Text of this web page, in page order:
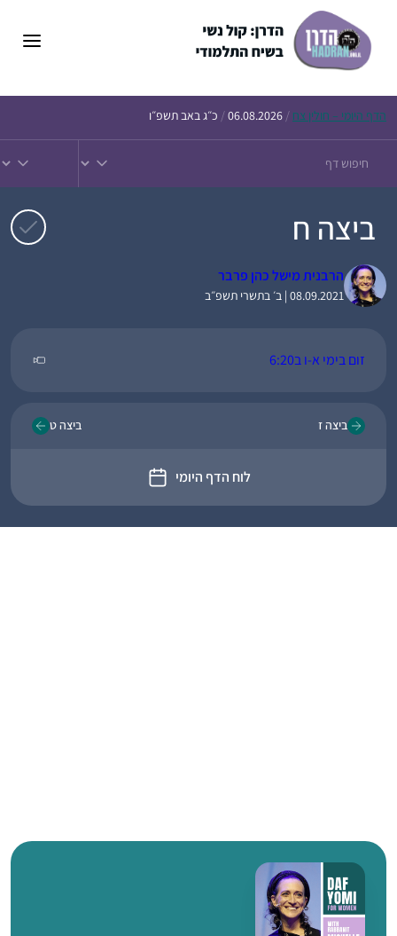
הדף היומי – חולין צח /
06.08.2026
/ כ״ג באב תשפ״ו
ביצה ח
הרבנית מישל כהן פרבר
08.09.2021 | ב׳ בתשרי תשפ״ב
זום בימי א-ו ב6:20
ביצה ז
לוח הדף היומי
ביצה ט